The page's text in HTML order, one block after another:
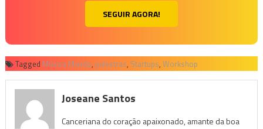
SEGUIR AGORA!
Tagged Música Mundo, palestras, Startups, Workshop
Joseane Santos
Canceriana do coração apaixonado, amante da boa